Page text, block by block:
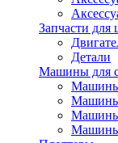
Запчасти
Детали
Машины для
Машины
Машины
Машины
Машины